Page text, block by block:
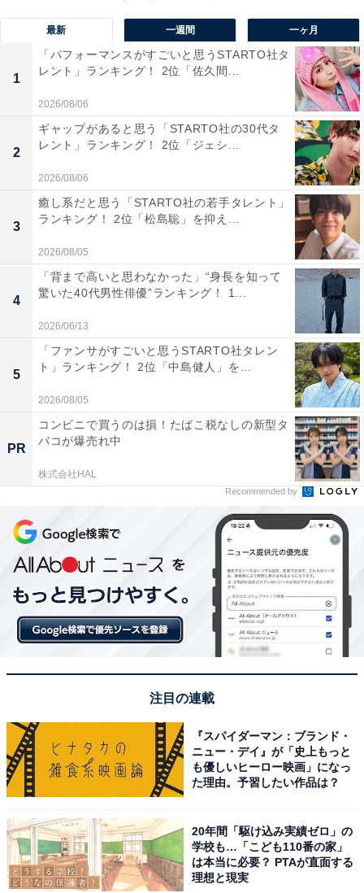
1位：大泉洋
ィ番組『水曜どうでしょう』（北海道テレビ／テレビ朝
日系）の出演をきっかけに大ブレーク。以降、数多くの
ドラマや映画に出演し、活躍しています。
2023年は4月期の主演ドラマ『ラストマンー全盲の捜査
官ー』（TBS系）で孤高の刑事役を熱演。9月には山田
洋次監督の最新作映画『こんにちは、母さん』に出演
最新 一週間 一ヶ月
1
「パフォーマンスがすごいと思うSTARTO社タ
レント」ランキング！ 2位「佐久間...
2026/08/06
2
ギャップがあると思う「STARTO社の30代タ
レント」ランキング！ 2位「ジェシ...
2026/08/06
3
癒し系だと思う「STARTO社の若手タレント」
ランキング！ 2位「松島聡」を抑え...
2026/08/05
4
「背まで高いと思わなかった」“身長を知って
驚いた40代男性俳優”ランキング！ 1...
2026/06/13
5
「ファンサがすごいと思うSTARTO社タレン
ト」ランキング！ 2位「中島健人」を...
2026/08/05
PR
コンビニで買うのは損！たばこ税なしの新型タ
バコが爆売れ中
株式会社HAL
Recommended by
注目の連載
『スパイダーマン：ブランド・
ニュー・デイ』が「史上もっと
も優しいヒーロー映画」になっ
た理由。予習したい作品は？
20年間「駆け込み実績ゼロ」の
学校も…「こども110番の家」
は本当に必要？ PTAが直面する
理想と現実